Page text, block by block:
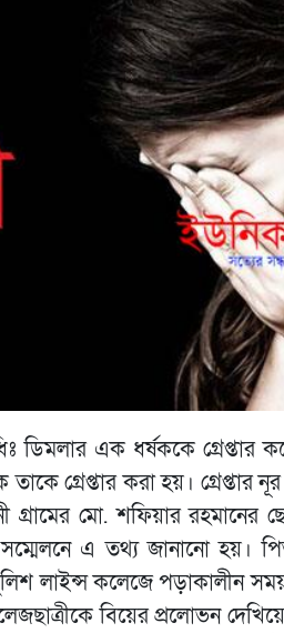
ডিমলার এক ধর্ষককে গ্রেপ্তার
গ্রেপ্তার করা হয়। গ্রেপ্তার
গ্রামের মো. শফিয়ার
এ তথ্য জানানো হয়।
লাইন্স কলেজে পড়াকালীন
বিয়ের প্রলোভন